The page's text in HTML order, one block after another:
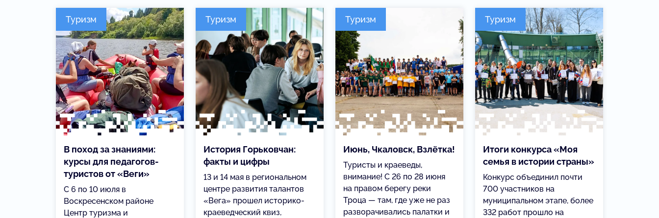
Туризм
В поход за знаниями:
курсы для педагогов-
туристов от «Веги»
С 6 по 10 июля в
Воскресенском районе
Центр туризма и
Туризм
История Горьковчан:
факты и цифры
13 и 14 мая в региональном
центре развития талантов
«Вега» прошел историко-
краеведческий квиз,
Туризм
Июнь, Чкаловск, Взлётка!
Туристы и краеведы,
внимание! С 26 по 28 июня
на правом берегу реки
Троца — там, где уже не раз
разворачивались палатки и
Туризм
Итоги конкурса «Моя
семья в истории страны»
Конкурс объединил почти
700 участников на
муниципальном этапе, более
332 работ прошло на